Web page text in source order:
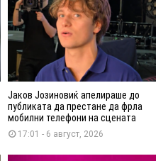
Јаков Јозиновиќ апелираше до
публиката да престане да фрла
мобилни телефони на сцената
17:01 - 6 август, 2026